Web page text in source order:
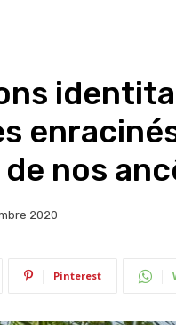
nos
2020
Pinterest